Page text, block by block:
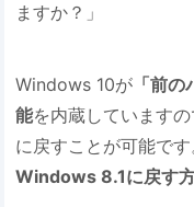
ますか？」
Windows 10が 「前
能を内蔵しています
に戻すことが可能で
Windows 8.1に戻す